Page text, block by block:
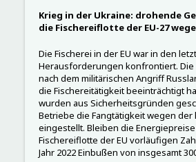
Krieg in der Ukraine: drohende
die Fischereiflotte der EU-27
Die Fischerei in der EU war in den
Herausforderungen konfrontiert.
nach dem militärischen Angriff
die Fischereitätigkeit beeinträchtigt
wurden aus Sicherheitsgründen
Betriebe die Fangtätigkeit wegen
eingestellt. Bleiben die
Fischereiflotte der EU vorläufigen
Jahr 2022 Einbußen von insgesamt